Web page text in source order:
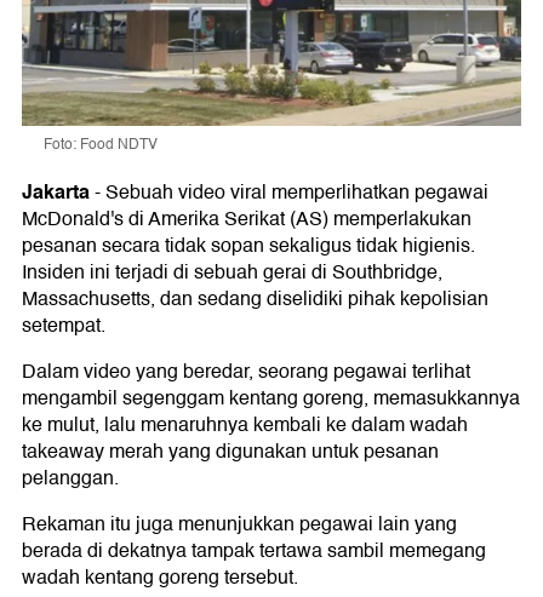
Foto: Food NDTV
Jakarta-Sebuah video viral memperlihatkan pegawai
McDonald's di Amerika Serikat (AS) memperlakukan
pesanan secara tidak sopan sekaligus tidak higienis.
Insiden ini terjadi di sebuah gerai di Southbridge,
Massachusetts, dan sedang diselidiki pihak kepolisian
setempat.
Dalam video yang beredar, seorang pegawai terlihat
mengambil segenggam kentang goreng, memasukkannya
ke mulut, lalu menaruhnya kembali ke dalam wadah
takeaway merah yang digunakan untuk pesanan
pelanggan.
Rekaman itu juga menunjukkan pegawai lain yang
berada di dekatnya tampak tertawa sambil memegang
wadah kentang goreng tersebut.